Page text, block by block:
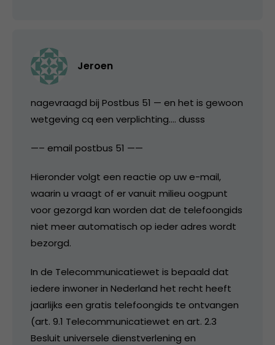
Jeroen
nagevraagd bij Postbus 51 — en het is gewoon
wetgeving cq een verplichting…. dusss
—– email postbus 51 ——
Hieronder volgt een reactie op uw e-mail,
waarin u vraagt of er vanuit milieu oogpunt
voor gezorgd kan worden dat de telefoongids
niet meer automatisch op ieder adres wordt
bezorgd.
In de Telecommunicatiewet is bepaald dat
iedere inwoner in Nederland het recht heeft
jaarlijks een gratis telefoongids te ontvangen
(art. 9.1 Telecommunicatiewet en art. 2.3
Besluit universele dienstverlening en